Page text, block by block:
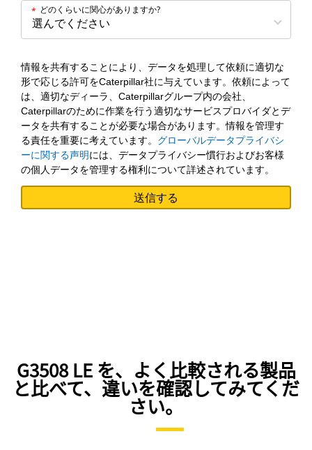
どのくらいに関心がありますか?
*
情報を共有することにより、データを処理して依頼に適切な
形で応じる許可をCaterpillar社に与えています。依頼によって
は、適切なディーラ、Caterpillarグループ内の会社、
Caterpillarのために作業を行う適切なサービスプロバイダとデ
ータを共有することが必要な場合があります。情報を管理す
る責任を重要に考えています。 グローバルデータプライバシ
ーに関する声明には、データプライバシー慣行およびお客様
の個人データを管理する権利について詳述されています。
G3508 LE を、よく比較される製品
と比べて、違いを確認してみてくだ
さい。